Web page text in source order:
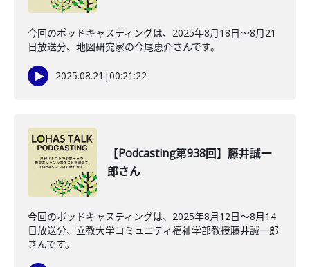
今回のポッドキャスティングは、2025年8月18日〜8月21
日放送分、地図研究家の今尾恵介さんです。
2025.08.21 |00:21:22
【Podcasting第938回】藤井誠一
郎さん
今回のポッドキャスティングは、2025年8月12日〜8月14
日放送分、立教大学コミュニティ福祉学部教授藤井誠一郎
さんです。